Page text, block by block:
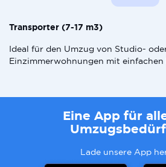
Transporter (7-17 m3)
Ideal für den Umzug von Studio-
Einzimmerwohnungen mit einfachen
Eine App für
Lade unsere App